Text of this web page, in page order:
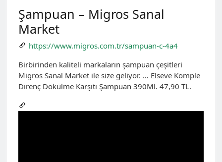
Şampuan – Migros Sanal
Market
https://www.migros.com.tr/sampuan-c-4a4
Birbirinden kaliteli markaların şampuan çeşitleri
Migros Sanal Market ile size geliyor. … Elseve Komple
Direnç Dökülme Karşıtı Şampuan 390Ml. 47,90 TL.